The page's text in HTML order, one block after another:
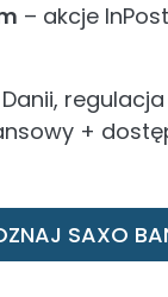
– akcje
+
SAXO